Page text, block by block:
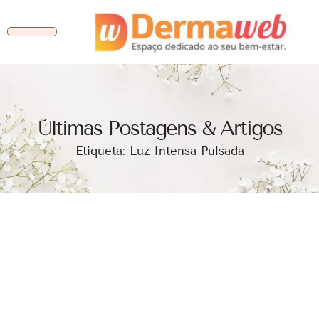
Ùltimas Postagens & Artigos
Etiqueta: Luz Intensa Pulsada